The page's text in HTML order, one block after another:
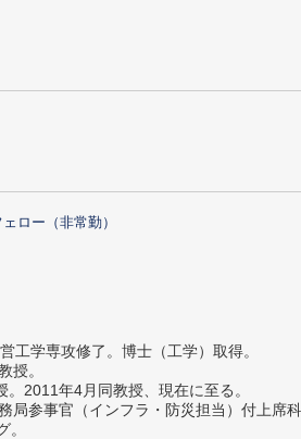
ロー（非常勤）
工学専攻修了。博士（工学）取得。
授。
2011年4月同教授、現在に至る。
参事官（インフラ・防災担当）付上席